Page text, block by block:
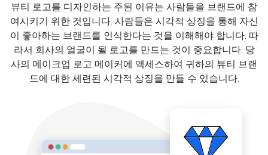
뷰티 로고를 디자인하는 주된 이유는 사람들을 브랜드에 참
여시키기 위한 것입니다. 사람들은 시각적 상징을 통해 자신
이 좋아하는 브랜드를 인식한다는 것을 이해해야 합니다. 따
라서 회사의 얼굴이 될 로고를 만드는 것이 중요합니다. 당
사의 메이크업 로고 메이커에 액세스하여 귀하의 뷰티 브랜
드에 대한 세련된 시각적 상징을 만들 수 있습니다.